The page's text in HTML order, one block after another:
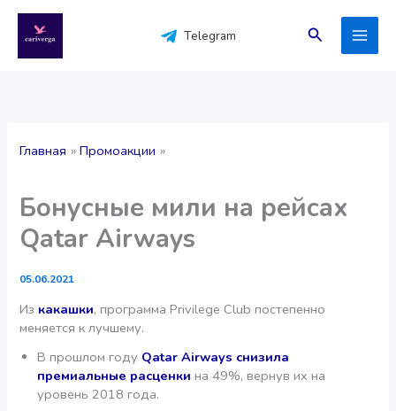
содержимому
Telegram Поиск
Главная Промоакции
Бонусные мили на рейсах
Qatar Airways
05.06.2021
Из какашки, программа Privilege Club постепенно
меняется к лучшему.
В прошлом году Qatar Airways снизила
премиальные расценки на 49%, вернув их на
уровень 2018 года.